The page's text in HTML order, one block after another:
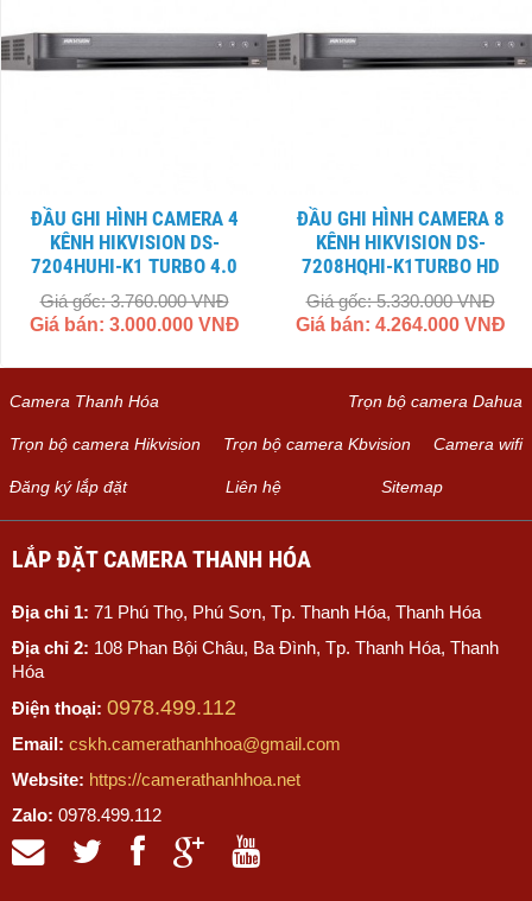
ĐẦU GHI HÌNH CAMERA 4
KÊNH HIKVISION DS-
7204HUHI-K1 TURBO 4.0
Giá gốc: 3.760.000 VNĐ
Giá bán: 3.000.000 VNĐ
ĐẦU GHI HÌNH CAMERA 8
KÊNH HIKVISION DS-
7208HQHI-K1TURBO HD
Giá gốc: 5.330.000 VNĐ
Giá bán: 4.264.000 VNĐ
Camera Thanh Hóa Trọn bộ camera Dahua
Trọn bộ camera Hikvision Trọn bộ camera Kbvision Camera wifi
Đăng ký lắp đặt Liên hệ Sitemap
LẮP ĐẶT CAMERA THANH HÓA
Địa chỉ 1: 71 Phú Thọ, Phú Sơn, Tp. Thanh Hóa, Thanh Hóa
Địa chỉ 2: 108 Phan Bội Châu, Ba Đình, Tp. Thanh Hóa, Thanh
Hóa
Điện thoại: 0978.499.112
Email: cskh.camerathanhhoa@gmail.com
Website: https://camerathanhhoa.net
Zalo: 0978.499.112